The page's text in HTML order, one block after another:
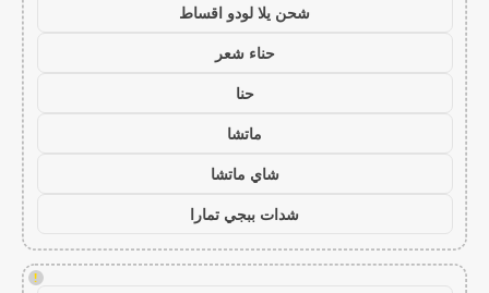
شحن يلا لودو اقساط
حناء شعر
حنا
ماتشا
شاي ماتشا
شدات ببجي تمارا
!